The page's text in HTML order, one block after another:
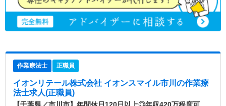
作業療法士 正職員
イオンリテール株式会社 イオンスマイル市川 の作業療
法士求人(正職員)